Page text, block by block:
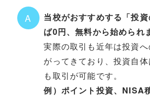
A
当校がおすすめする「投
ば0円、無料から始められ
実際の取引も近年は投資
がってきており、投資自
も取引が可能です。
例）ポイント投資、NISA